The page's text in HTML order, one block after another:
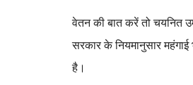
वेतन की बात करें तो चयनित
सरकार के नियमानुसार
है।